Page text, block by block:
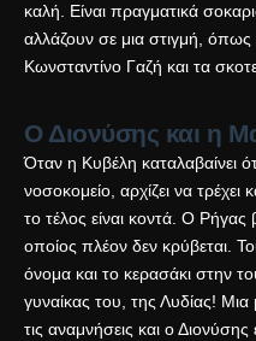
καλή. Είναι πραγματικά
αλλάζουν σε μια στιγμή, όπως
Κωνσταντίνο Γαζή και τα
Ο Διονύσης και η
Όταν η Κυβέλη καταλαβαίνει
νοσοκομείο, αρχίζει να τρέχει
το τέλος είναι κοντά. Ο Ρήγας
οποίος πλέον δεν κρύβεται.
όνομα και το κερασάκι στην
γυναίκας του, της Λυδίας!
τις αναμνήσεις και ο Διονύσης